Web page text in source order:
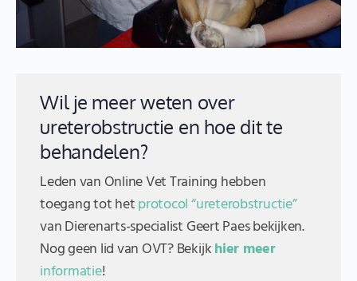
Wil je meer weten over
ureterobstructie en hoe dit te
behandelen?
Leden van Online Vet Training hebben
toegang tot hetprotocol “ureterobstructie”
van Dierenarts-specialist Geert Paes bekijken.
Nog geen lid van OVT? Bekijkhier meer
informatie!